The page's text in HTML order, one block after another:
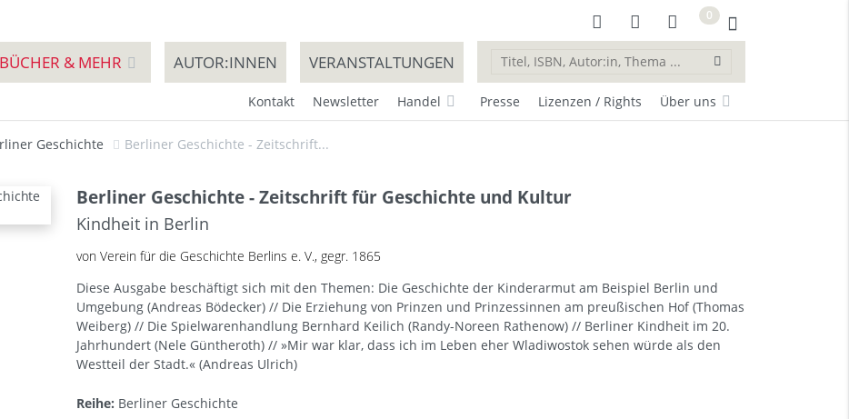
0
BÜCHER & MEHR AUTOR:INNEN VERANSTALTUNGEN
Kontakt Newsletter Handel Presse Lizenzen / Rights Über uns
Geschichte Berliner Geschichte - Zeitschrift...
Berliner Geschichte - Zeitschrift für Geschichte und Kultur
Kindheit in Berlin
von Verein für die Geschichte Berlins e. V., gegr. 1865
Diese Ausgabe beschäftigt sich mit den Themen: Die Geschichte der Kinderarmut am Beispiel Berlin und
Umgebung (Andreas Bödecker) // Die Erziehung von Prinzen und Prinzessinnen am preußischen Hof (Thomas
Weiberg) // Die Spielwarenhandlung Bernhard Keilich (Randy-Noreen Rathenow) // Berliner Kindheit im 20.
Jahrhundert (Nele Güntheroth) // »Mir war klar, dass ich im Leben eher Wladiwostok sehen würde als den
Westteil der Stadt.« (Andreas Ulrich)
Reihe: Berliner Geschichte